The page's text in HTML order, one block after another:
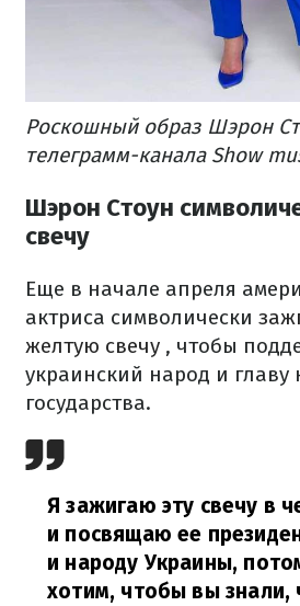
Роскошный образ Шэрон
телеграмм-канала Show
Шэрон Стоун
свечу
Еще в начале апреля
актриса символически
желтую свечу , чтобы
украинский народ и главу
государства.
Я зажигаю эту свечу в
и посвящаю ее
и народу Украины,
хотим, чтобы вы